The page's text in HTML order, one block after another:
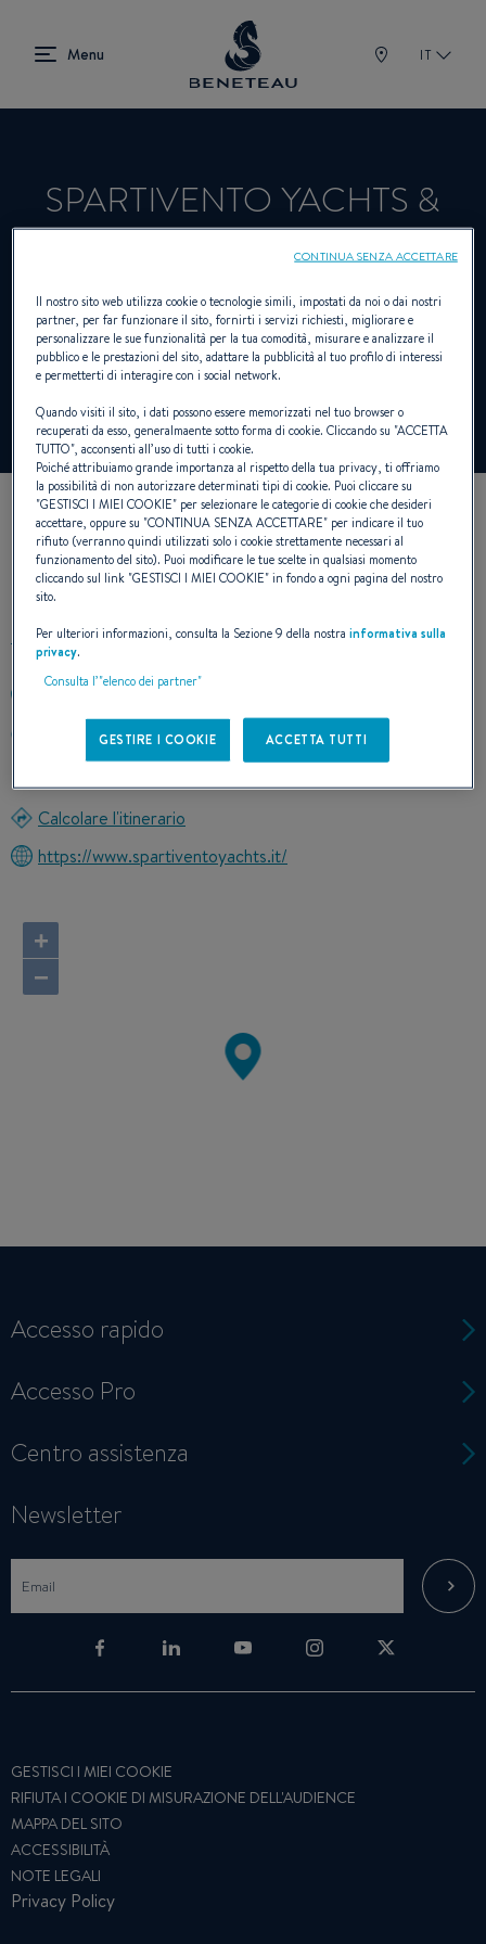
IT
SPARTIVENTO YACHTS &
SERVICE
Rivenditori Vela, Entrobordo per
BENETEAU
I NOSTRI DETTAGLI DI
CONTATTO
Catania Centro - Sicilia Piazza duca di Genova
95100 Catania (CT)
Calcolare l'itinerario
https://www.spartiventoyachts.it/
+
−
Accesso rapido
Accesso Pro
Centro assistenza
Newsletter
GESTISCI I MIEI COOKIE
RIFIUTA I COOKIE DI MISURAZIONE DELL'AUDIENCE
MAPPA DEL SITO
ACCESSIBILITÀ
NOTE LEGALI
Privacy Policy
Il nostro sito web utilizza cookie o tecnologie simili, impostati da noi o dai nostri
partner, per far funzionare il sito, fornirti i servizi richiesti, migliorare e
personalizzare le sue funzionalità per la tua comodità, misurare e analizzare il
pubblico e le prestazioni del sito, adattare la pubblicità al tuo profilo di interessi
e permetterti di interagire con i social network.
Quando visiti il sito, i dati possono essere memorizzati nel tuo browser o
recuperati da esso, generalmaente sotto forma di cookie. Cliccando su "ACCETTA
TUTTO", acconsenti all’uso di tutti i cookie.
Poiché attribuiamo grande importanza al rispetto della tua privacy, ti offriamo
la possibilità di non autorizzare determinati tipi di cookie. Puoi cliccare su
"GESTISCI I MIEI COOKIE" per selezionare le categorie di cookie che desideri
accettare, oppure su "CONTINUA SENZA ACCETTARE" per indicare il tuo
rifiuto (verranno quindi utilizzati solo i cookie strettamente necessari al
funzionamento del sito). Puoi modificare le tue scelte in qualsiasi momento
cliccando sul link "GESTISCI I MIEI COOKIE" in fondo a ogni pagina del nostro
sito.
Per ulteriori informazioni, consulta la Sezione 9 della nostrainformativa sulla
privacy.
Consulta l’"elenco dei partner"
GESTIRE I COOKIE ACCETTA TUTTI
CONTINUA SENZA ACCETTARE